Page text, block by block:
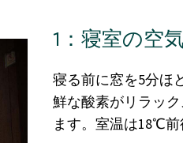
1：寝室の空
寝る前に窓を5分ほ
鮮な酸素がリラッ
ます。室温は18℃前